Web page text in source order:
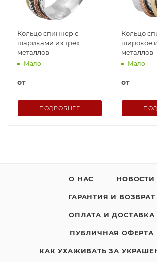
Кольцо спиннер с
шариками из трех
металлов
Мало
от
ПОДРОБНЕЕ
Кольцо
широкое
металлов
Мало
от
О НАС НОВОСТИ
ГАРАНТИЯ И ВОЗВРАТ
ОПЛАТА И ДОСТАВКА
ПУБЛИЧНАЯ ОФЕРТА
КАК УХАЖИВАТЬ ЗА